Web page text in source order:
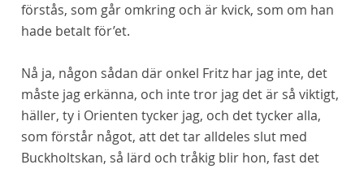
förstås, som går omkring och är kvick, som om han
hade betalt för’et.
Nå ja, någon sådan där onkel Fritz har jag inte, det
måste jag erkänna, och inte tror jag det är så viktigt,
häller, ty i Orienten tycker jag, och det tycker alla,
som förstår något, att det tar alldeles slut med
Buckholtskan, så lärd och tråkig blir hon, fast det